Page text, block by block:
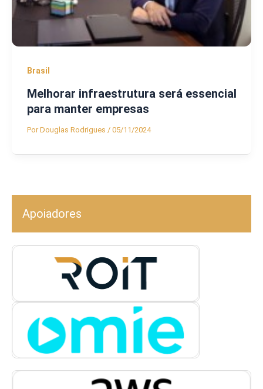
Brasil
Melhorar infraestrutura será essencial
para manter empresas
PorDouglas Rodrigues / 05/11/2024
Apoiadores